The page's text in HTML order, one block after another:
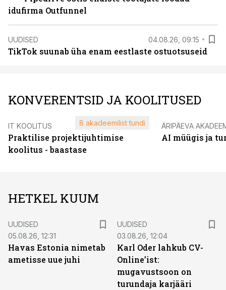
idufirma Outfunnel
UUDISED 04.08.26, 09:15
TikTok suunab üha enam eestlaste ostuotsuseid
KONVERENTSID JA KOOLITUSED
IT KOOLITUS
Praktilise projektijuhtimise
koolitus - baastase
8 akadeemilist tundi ÄRIPÄEVA
AI müügis ja
HETKEL KUUM
UUDISED
05.08.26, 12:31
Havas Estonia nimetab
ametisse uue juhi
UUDISED
03.08.26, 12:04
Karl Oder lahkub CV-
Online’ist:
mugavustsoon on
turundaja karjääri